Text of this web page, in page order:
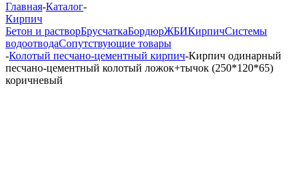
Главная-Каталог-
Кирпич
Бетон и растворБрусчаткаБордюрЖБИКирпичСистемы
водоотводаСопутствующие товары
-Колотый песчано-цементный кирпич-Кирпич одинарный
песчано-цементный колотый ложок+тычок (250*120*65)
коричневый